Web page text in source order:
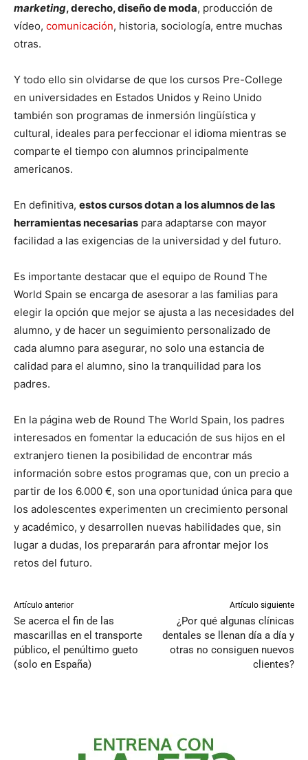
marketing, derecho, diseño de moda, producción de
vídeo, comunicación, historia, sociología, entre muchas
otras.
Y todo ello sin olvidarse de que los cursos Pre-College
en universidades en Estados Unidos y Reino Unido
también son programas de inmersión lingüística y
cultural, ideales para perfeccionar el idioma mientras se
comparte el tiempo con alumnos principalmente
americanos.
En definitiva, estos cursos dotan a los alumnos de las
herramientas necesarias para adaptarse con mayor
facilidad a las exigencias de la universidad y del futuro.
Es importante destacar que el equipo de Round The
World Spain se encarga de asesorar a las familias para
elegir la opción que mejor se ajusta a las necesidades del
alumno, y de hacer un seguimiento personalizado de
cada alumno para asegurar, no solo una estancia de
calidad para el alumno, sino la tranquilidad para los
padres.
En la página web de Round The World Spain, los padres
interesados en fomentar la educación de sus hijos en el
extranjero tienen la posibilidad de encontrar más
información sobre estos programas que, con un precio a
partir de los 6.000 €, son una oportunidad única para que
los adolescentes experimenten un crecimiento personal
y académico, y desarrollen nuevas habilidades que, sin
lugar a dudas, los prepararán para afrontar mejor los
retos del futuro.
Artículo anterior
Se acerca el fin de las
mascarillas en el transporte
público, el penúltimo gueto
(solo en España)
Artículo siguiente
¿Por qué algunas clínicas
dentales se llenan día a día y
otras no consiguen nuevos
clientes?